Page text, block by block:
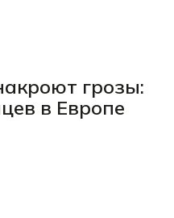
грозы:
в Европе